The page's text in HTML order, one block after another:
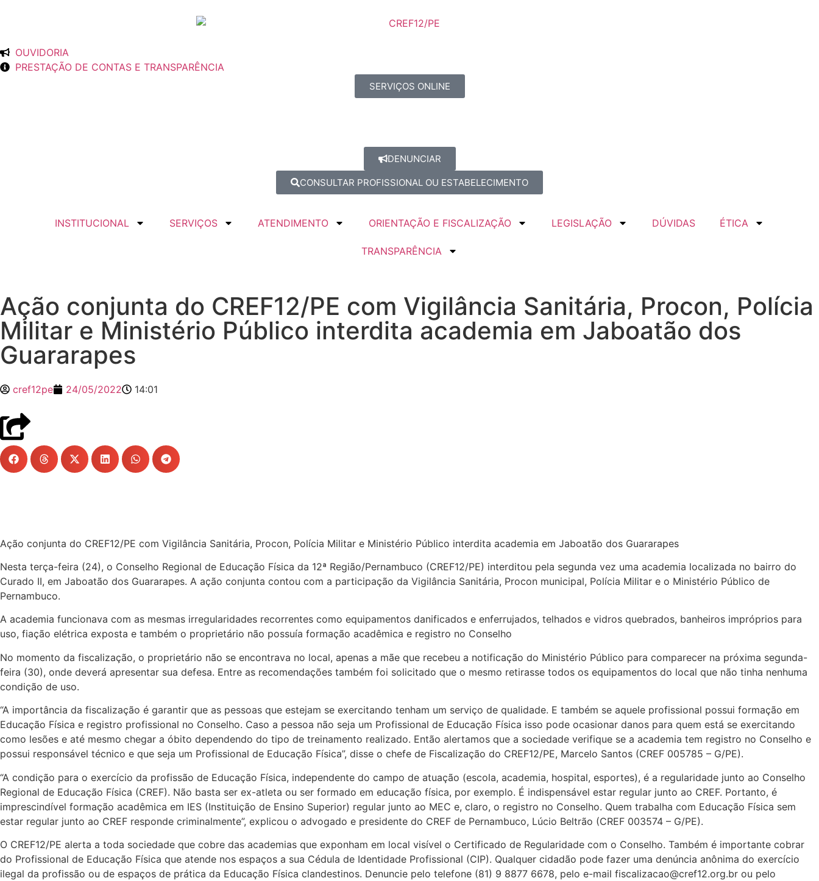
OUVIDORIA
PRESTAÇÃO DE CONTAS E TRANSPARÊNCIA
SERVIÇOS ONLINE
DENUNCIAR
CONSULTAR PROFISSIONAL OU ESTABELECIMENTO
INSTITUCIONAL SERVIÇOS ATENDIMENTO ORIENTAÇÃO E FISCALIZAÇÃO LEGISLAÇÃO DÚVIDAS ÉTICA
TRANSPARÊNCIA
Ação conjunta do CREF12/PE com Vigilância Sanitária, Procon, Polícia
Militar e Ministério Público interdita academia em Jaboatão dos
Guararapes
cref12pe 24/05/2022 14:01
Ação conjunta do CREF12/PE com Vigilância Sanitária, Procon, Polícia Militar e Ministério Público interdita academia em Jaboatão dos Guararapes
Nesta terça-feira (24), o Conselho Regional de Educação Física da 12ª Região/Pernambuco (CREF12/PE) interditou pela segunda vez uma academia localizada no bairro do
Curado II, em Jaboatão dos Guararapes. A ação conjunta contou com a participação da Vigilância Sanitária, Procon municipal, Polícia Militar e o Ministério Público de
Pernambuco.
A academia funcionava com as mesmas irregularidades recorrentes como equipamentos danificados e enferrujados, telhados e vidros quebrados, banheiros impróprios para
uso, fiação elétrica exposta e também o proprietário não possuía formação acadêmica e registro no Conselho
No momento da fiscalização, o proprietário não se encontrava no local, apenas a mãe que recebeu a notificação do Ministério Público para comparecer na próxima segunda-
feira (30), onde deverá apresentar sua defesa. Entre as recomendações também foi solicitado que o mesmo retirasse todos os equipamentos do local que não tinha nenhuma
condição de uso.
“A importância da fiscalização é garantir que as pessoas que estejam se exercitando tenham um serviço de qualidade. E também se aquele profissional possui formação em
Educação Física e registro profissional no Conselho. Caso a pessoa não seja um Profissional de Educação Física isso pode ocasionar danos para quem está se exercitando
como lesões e até mesmo chegar a óbito dependendo do tipo de treinamento realizado. Então alertamos que a sociedade verifique se a academia tem registro no Conselho e
possui responsável técnico e que seja um Profissional de Educação Física”, disse o chefe de Fiscalização do CREF12/PE, Marcelo Santos (CREF 005785 – G/PE).
“A condição para o exercício da profissão de Educação Física, independente do campo de atuação (escola, academia, hospital, esportes), é a regularidade junto ao Conselho
Regional de Educação Física (CREF). Não basta ser ex-atleta ou ser formado em educação física, por exemplo. É indispensável estar regular junto ao CREF. Portanto, é
imprescindível formação acadêmica em IES (Instituição de Ensino Superior) regular junto ao MEC e, claro, o registro no Conselho. Quem trabalha com Educação Física sem
estar regular junto ao CREF responde criminalmente”, explicou o advogado e presidente do CREF de Pernambuco, Lúcio Beltrão (CREF 003574 – G/PE).
O CREF12/PE alerta a toda sociedade que cobre das academias que exponham em local visível o Certificado de Regularidade com o Conselho. Também é importante cobrar
do Profissional de Educação Física que atende nos espaços a sua Cédula de Identidade Profissional (CIP). Qualquer cidadão pode fazer uma denúncia anônima do exercício
ilegal da profissão ou de espaços de prática da Educação Física clandestinos. Denuncie pelo telefone (81) 9 8877 6678, pelo e-mail fiscalizacao@cref12.org.br ou pelo